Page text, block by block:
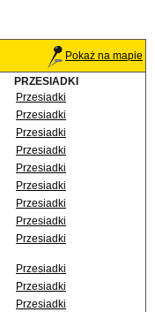
Pokaż na mapie
PRZESIADKI
Przesiadki
Przesiadki
Przesiadki
Przesiadki
Przesiadki
Przesiadki
Przesiadki
Przesiadki
Przesiadki
Przesiadki
Przesiadki
Przesiadki